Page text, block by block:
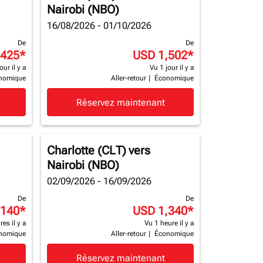
De
*
il y a
Nairobi (NBO)
16/08/2026 - 01/10/2026
De
USD 1,502*
Vu 1 jour il y a
Aller-retour
Économique
Réservez maintenant
De
*
il y a
Charlotte (CLT)vers
Nairobi (NBO)
02/09/2026 - 16/09/2026
De
USD 1,340*
Vu 1 heure il y a
Aller-retour
Économique
Réservez maintenant